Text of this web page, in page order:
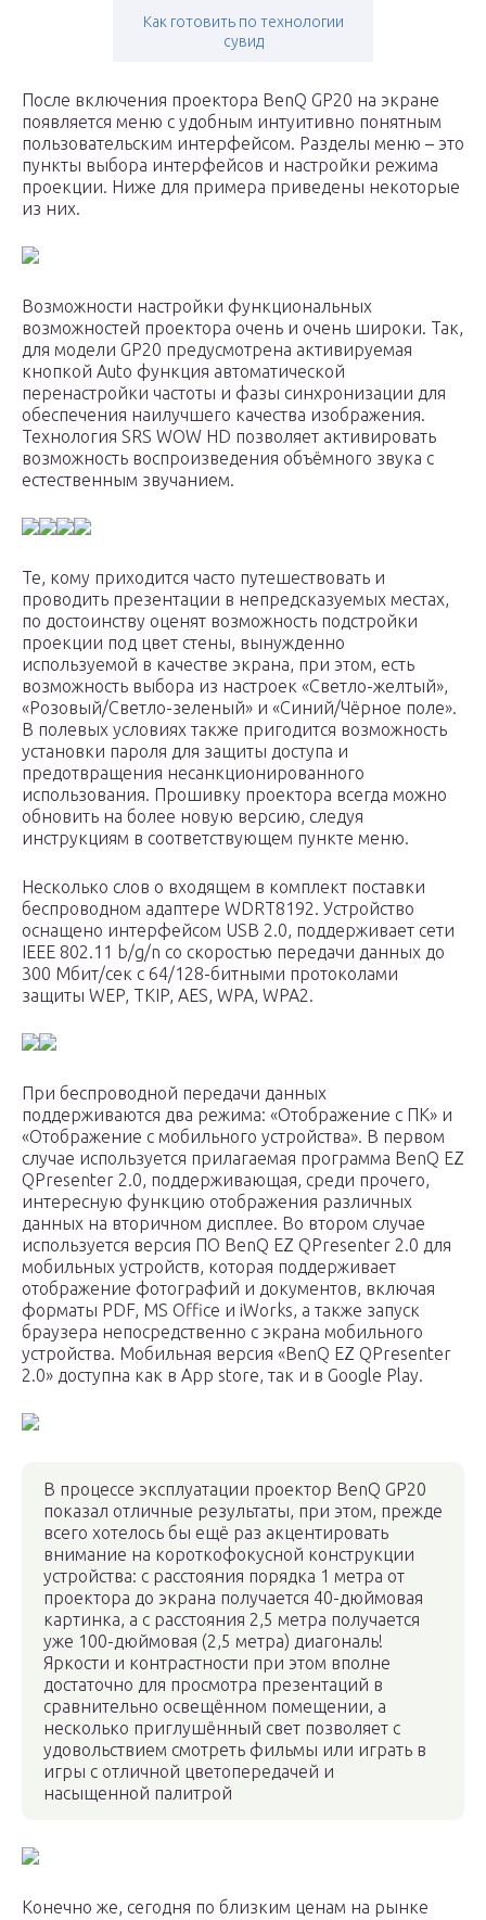
Как готовить по технологии
сувид
После включения проектора BenQ GP20 на экране
появляется меню с удобным интуитивно понятным
пользовательским интерфейсом. Разделы меню – это
пункты выбора интерфейсов и настройки режима
проекции. Ниже для примера приведены некоторые
из них.
Возможности настройки функциональных
возможностей проектора очень и очень широки. Так,
для модели GP20 предусмотрена активируемая
кнопкой Auto функция автоматической
перенастройки частоты и фазы синхронизации для
обеспечения наилучшего качества изображения.
Технология SRS WOW HD позволяет активировать
возможность воспроизведения объёмного звука с
естественным звучанием.
Те, кому приходится часто путешествовать и
проводить презентации в непредсказуемых местах,
по достоинству оценят возможность подстройки
проекции под цвет стены, вынужденно
используемой в качестве экрана, при этом, есть
возможность выбора из настроек «Светло-желтый»,
«Розовый/Светло-зеленый» и «Синий/Чёрное поле».
В полевых условиях также пригодится возможность
установки пароля для защиты доступа и
предотвращения несанкционированного
использования. Прошивку проектора всегда можно
обновить на более новую версию, следуя
инструкциям в соответствующем пункте меню.
Несколько слов о входящем в комплект поставки
беспроводном адаптере WDRT8192. Устройство
оснащено интерфейсом USB 2.0, поддерживает сети
IEEE 802.11 b/g/n со скоростью передачи данных до
300 Мбит/сек с 64/128-битными протоколами
защиты WEP, TKIP, AES, WPA, WPA2.
При беспроводной передачи данных
поддерживаются два режима: «Отображение с ПК» и
«Отображение с мобильного устройства». В первом
случае используется прилагаемая программа BenQ EZ
QPresenter 2.0, поддерживающая, среди прочего,
интересную функцию отображения различных
данных на вторичном дисплее. Во втором случае
используется версия ПО BenQ EZ QPresenter 2.0 для
мобильных устройств, которая поддерживает
отображение фотографий и документов, включая
форматы PDF, MS Office и iWorks, а также запуск
браузера непосредственно с экрана мобильного
устройства. Мобильная версия «BenQ EZ QPresenter
2.0» доступна как в App store, так и в Google Play.
В процессе эксплуатации проектор BenQ GP20
показал отличные результаты, при этом, прежде
всего хотелось бы ещё раз акцентировать
внимание на короткофокусной конструкции
устройства: с расстояния порядка 1 метра от
проектора до экрана получается 40-дюймовая
картинка, а с расстояния 2,5 метра получается
уже 100-дюймовая (2,5 метра) диагональ!
Яркости и контрастности при этом вполне
достаточно для просмотра презентаций в
сравнительно освещённом помещении, а
несколько приглушённый свет позволяет с
удовольствием смотреть фильмы или играть в
игры с отличной цветопередачей и
насыщенной палитрой
Конечно же, сегодня по близким ценам на рынке